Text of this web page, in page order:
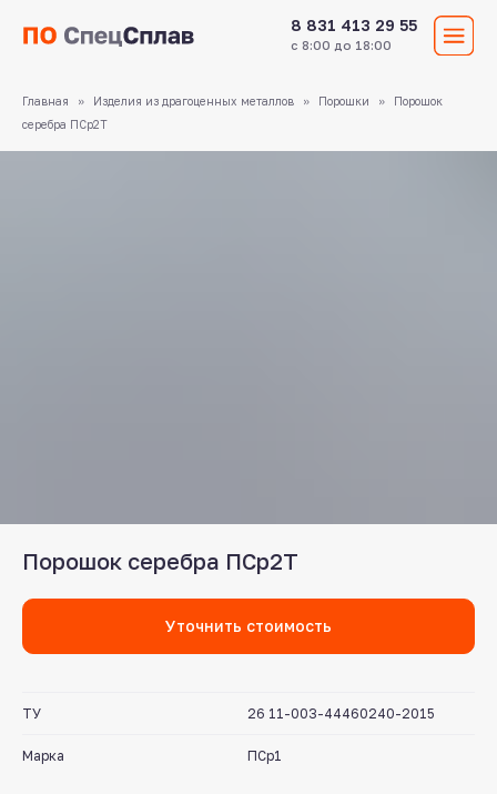
8 831 413 29 55
Главная Изделия из драгоценных металлов Порошки
Порошок
серебра ПСр2Т
Порошок серебра ПСр2Т
Уточнить стоимость
ТУ 26 11-003-44460240-2015
Марка ПСр1
Служба поддержки клиентов